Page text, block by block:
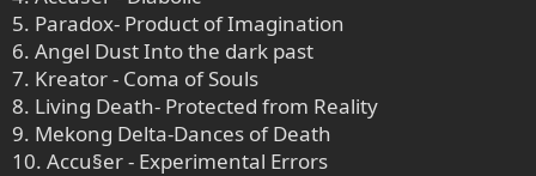
5. Paradox- Product of Imagination
6. Angel Dust Into the dark past
7. Kreator - Coma of Souls
8. Living Death- Protected from Reality
9. Mekong Delta-Dances of Death
10. Accu§er - Experimental Errors